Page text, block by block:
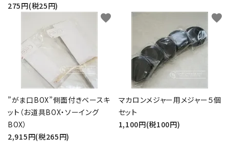
275円(税25円)
”がま口BOX”側面付きベースキ
ット（お道具BOX・ソーイング
BOX）
2,915円(税265円)
favorite
マカロンメジャー用メジャー５個
セット
1,100円(税100円)
favorite